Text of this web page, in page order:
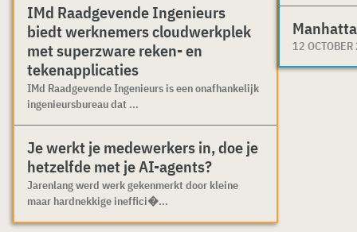
IMd Raadgevende Ingenieurs
biedt werknemers cloudwerkplek
met superzware reken- en
tekenapplicaties
IMd Raadgevende Ingenieurs is een onafhankelijk
ingenieursbureau dat ...
Je werkt je medewerkers in, doe je
hetzelfde met je AI-agents?
Jarenlang werd werk gekenmerkt door kleine
maar hardnekkige ineffici�...
12